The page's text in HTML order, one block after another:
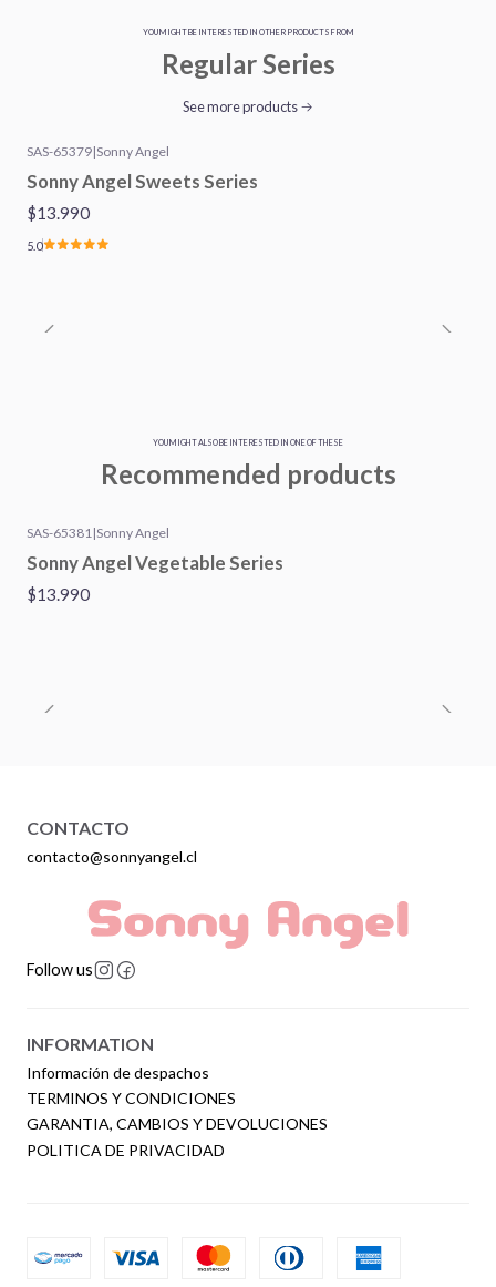
YOU MIGHT BE INTERESTED IN OTHER PRODUCTS FROM
Regular Series
See more products
SAS-65379|Sonny Angel
Sonny Angel Sweets Series
$13.990
5.0
YOU MIGHT ALSO BE INTERESTED IN ONE OF THESE
Recommended products
SAS-65381 |Sonny Angel
Sonny Angel Vegetable Series
$13.990
CONTACTO
contacto@sonnyangel.cl
Follow us
INFORMATION
Información de despachos
TERMINOS Y CONDICIONES
GARANTIA, CAMBIOS Y DEVOLUCIONES
POLITICA DE PRIVACIDAD